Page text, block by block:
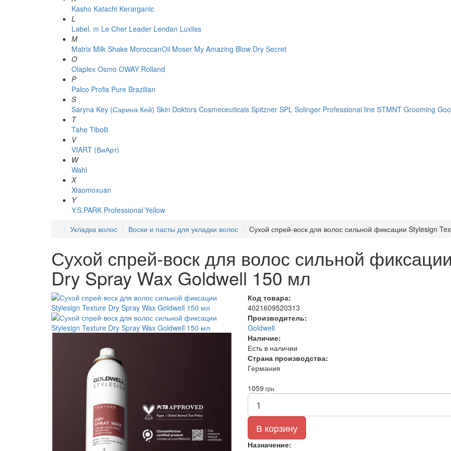
Kasho Katachi Kerarganic
L
Label. m Le Cher Leader Lendan Luxliss
M
Matrix Milk Shake MoroccanOil Moser My Amazing Blow Dry Secret
O
Olaplex Osmo OWAY Rolland
P
Palco Profis Pure Brazilian
S
Saryna Key (Сарина Кей) Skin Doktors Cosmeceuticals Spitzner SPL Solinger Professional line STMNT Grooming
T
Tahe Tibolli
V
VIART (ВиАрт)
W
Wahl
X
Xiaomoxuan
Y
Y.S.PARK Professional Yellow
Укладка волос
Воски и пасты для укладки волос Сухой спрей-воск для волос сильной фиксации Stylesign
Сухой спрей-воск для волос сильной
Dry Spray Wax Goldwell 150 мл
Код товара:
4021609520313
Производитель:
Goldwell
Наличие:
Есть в наличии
Страна производства:
Германия
1059 грн
В корзину
Назначение: